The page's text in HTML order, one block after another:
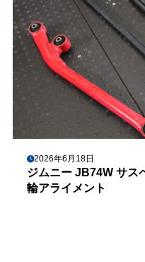
2026年6月18日
ジムニー JB74W サス
輪アライメント